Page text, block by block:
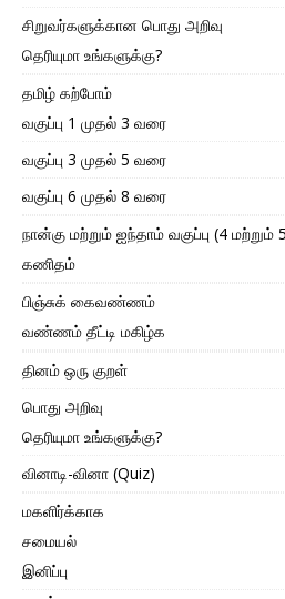
சிறுவர்களுக்கான பொது அறிவு
தெரியுமா உங்களுக்கு?
தமிழ் கற்போம்
வகுப்பு 1 முதல் 3 வரை
வகுப்பு 3 முதல் 5 வரை
வகுப்பு 6 முதல் 8 வரை
நான்கு மற்றும் ஐந்தாம் வகுப்பு (4
கணிதம்
பிஞ்சுக் கைவண்ணம்
வண்ணம் தீட்டி மகிழ்க
தினம் ஒரு குறள்
பொது அறிவு
தெரியுமா உங்களுக்கு?
வினாடி-வினா (Quiz)
மகளிர்க்காக
சமையல்
இனிப்பு